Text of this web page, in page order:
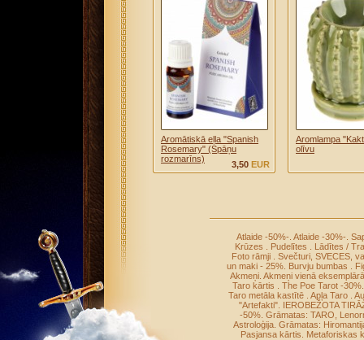
Aromātiskā eļla "Spanish
Rosemary" (Spāņu
rozmarīns)
3,50 EUR
Aromlampa
olīvu
Atlaide -50%- Atlaide -30%-
Krūzes
Pudelītes
Lādītes /
Foto rāmji
Svečturi, SVECES,
un maki - 25% Burvju bumbas
Akmeņi. Akmeņi vienā eksemplārā
Taro kārtis
The Poe Tarot -30%
Taro metāla kastītē
Apļa Taro
"Artefakti". IEROBEŽOTA
-50%. Grāmatas: TARO,
Astroloģija Grāmatas:
Pasjansa kārtis
Metaforiskas